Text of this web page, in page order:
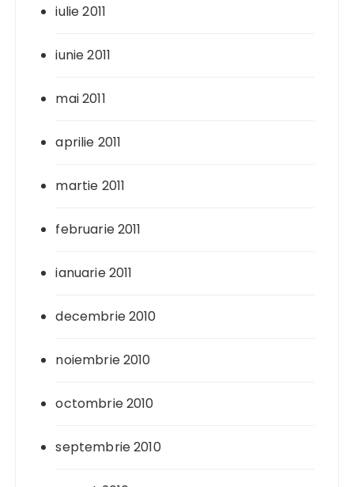
iulie 2011
iunie 2011
mai 2011
aprilie 2011
martie 2011
februarie 2011
ianuarie 2011
decembrie 2010
noiembrie 2010
octombrie 2010
septembrie 2010